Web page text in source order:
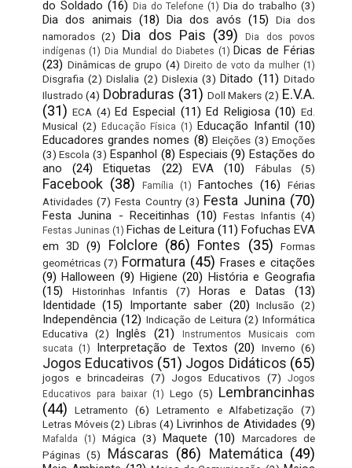
do Soldado (16) Dia do Telefone (1) Dia do trabalho (3)
Dia dos animais (18) Dia dos avós (15)
Dia dos
namorados (2) Dia dos Pais (39)
Dia dos povos
indígenas (1) Dia Mundial do Diabetes (1) Dicas de Férias
(23) Dinâmicas de grupo (4) Direito de voto da mulher (1)
Disgrafia (2) Dislalia (2) Dislexia (3) Ditado (11) Ditado
Ilustrado (4) Dobraduras (31) Doll Makers (2) E.V.A.
(31) ECA (4) Ed Especial (11) Ed Religiosa (10) Ed.
Musical (2) Educação Física (1) Educação Infantil
(10)
Educadores grandes nomes (8) Eleições (3) Emoções
(3) Escola (3) Espanhol (8) Especiais (9) Estações do
ano
(24) Etiquetas (22) EVA (10) Fábulas (5)
Facebook (38) Família (1) Fantoches (16)
Férias
Atividades (7) Festa Country (3) Festa Junina (70)
Festa Junina - Receitinhas (10) Festas Infantis (4)
Festas Juninas (1) Fichas de Leitura (11) Fofuchas EVA
em 3D (9) Folclore (86) Fontes (35)
Formas
geométricas (7) Formatura (45) Frases e citações
(9) Halloween (9) Higiene (20) História e Geografia
(15)
Historinhas Infantis (7) Horas e Datas
(13)
Identidade (15) Importante saber (20) Inclusão (2)
Independência (12) Indicação de Leitura (2) Informática
Educativa (2) Inglês (21)
Instrumentos Musicais com
sucata
(1) Interpretação de Textos (20) Inverno (6)
Jogos Educativos (51) Jogos Didáticos (65)
jogos e brincadeiras (7) Jogos Educativos (7)
Jogos
Educativos para baixar (1) Lego (5) Lembrancinhas
(44)
Letramento (6) Letramento e Alfabetização
(7)
Letras Móveis (2) Libras (4) Livrinhos de Atividades (9)
Mafalda (1) Mágica (3) Maquete (10)
Marcadores de
Páginas (5) Máscaras (86) Matemática (49)